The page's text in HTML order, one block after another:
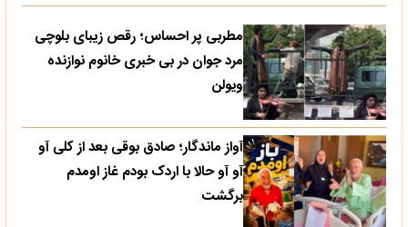
مطربی پر احساس؛ رقص زیبای بلوچی
مرد جوان در بی خبری خانوم نوازنده
ویولن
آواز ماندگار؛ صادق بوقی بعد از کلی آو
آو آو حالا با اردک بودم غاز اومدم
برگشت